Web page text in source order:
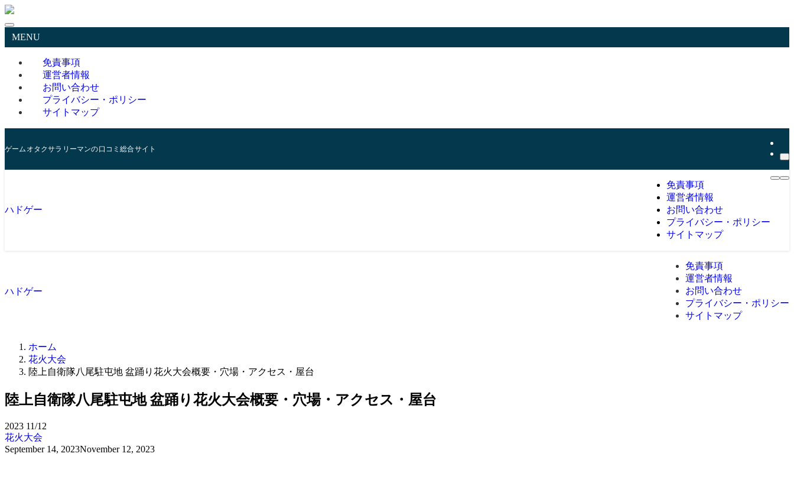
MENU
免責事項
運営者情報
お問い合わせ
プライバシー・ポリシー
サイトマップ
ゲームオタクサラリーマンの口コミ総合サイト
ハドゲー
免責事項
運営者情報
お問い合わせ
プライバシー・ポリシー
サイトマップ
ハドゲー
免責事項
運営者情報
お問い合わせ
プライバシー・ポリシー
サイトマップ
ホーム
花火大会
陸上自衛隊八尾駐屯地 盆踊り花火大会概要・穴場・アクセス・屋台
陸上自衛隊八尾駐屯地 盆踊り花火大会概要・穴場・アクセス・屋台
2023 11/12
花火大会
September 14, 2023November 12, 2023